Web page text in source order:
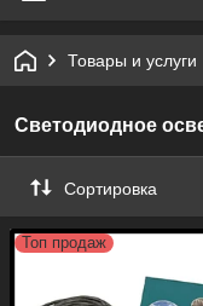
Товары и услуги
Светодиодное
Сортировка
Топ продаж